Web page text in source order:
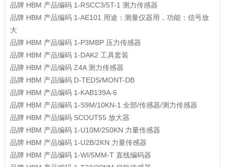
品牌 HBM 产品编码 1-RSCC3/5T-1 测力传感器
品牌 HBM 产品编码 1-AE101 用途：测量仪器用，功能：信号放
大
品牌 HBM 产品编码 1-P3MBP 压力传感器
品牌 HBM 产品编码 1-DAK2 工具套装
品牌 HBM 产品编码 Z4A 测力传感器
品牌 HBM 产品编码 D-TEDS/MONT-DB
品牌 HBM 产品编码 1-KAB139A-6
品牌 HBM 产品编码 1-S9M/10KN-1 全部/传感器/测力传感器
品牌 HBM 产品编码 SCOUT55 放大器
品牌 HBM 产品编码 1-U10M/250KN 力量传感器
品牌 HBM 产品编码 1-U2B/2KN 力量传感器
品牌 HBM 产品编码 1-WI/5MM-T 直线编码器